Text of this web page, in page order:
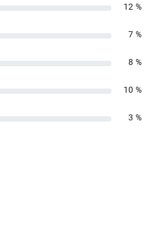
12 %
7 %
8 %
10 %
3 %